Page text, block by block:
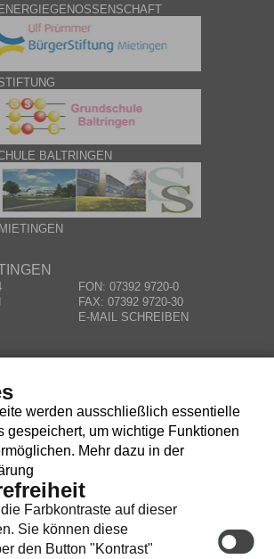
BALTRINGEN
FON: 07392 9720-0
FAX: 07392 9720-30
E-MAIL SCHREIBEN
RESPONSIVE WEB
werden ausschließlich essentielle
gespeichert, um wichtige Funktionen
Mehr dazu in der
Farbkontraste auf dieser
Sie können diese
den Button "Kontrast"